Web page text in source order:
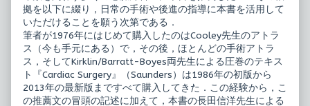
ス
弁
膜
症
の
術
published
on
手
術
エ
ク
セ
レ
ン
ス
弁
膜
拠を以下に綴り，日常の手術や後進の指導に本書を活用して
いただけることを願う次第である．
筆者が1976年にはじめて購入したのはCooley先生のアトラ
ス（今も手元にある）で，その後，ほとんどの手術アトラ
ス，そしてKirklin/Barratt-Boyes両先生による圧巻のテキス
ト『Cardiac Surgery』（Saunders）は1986年の初版から
2013年の最新版まですべて購入してきた．この経験から，こ
の推薦文の冒頭の記述に加えて，本書の長田信洋先生による